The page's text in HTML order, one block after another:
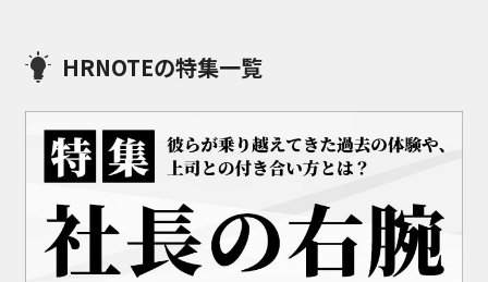
HRNOTEの特集一覧